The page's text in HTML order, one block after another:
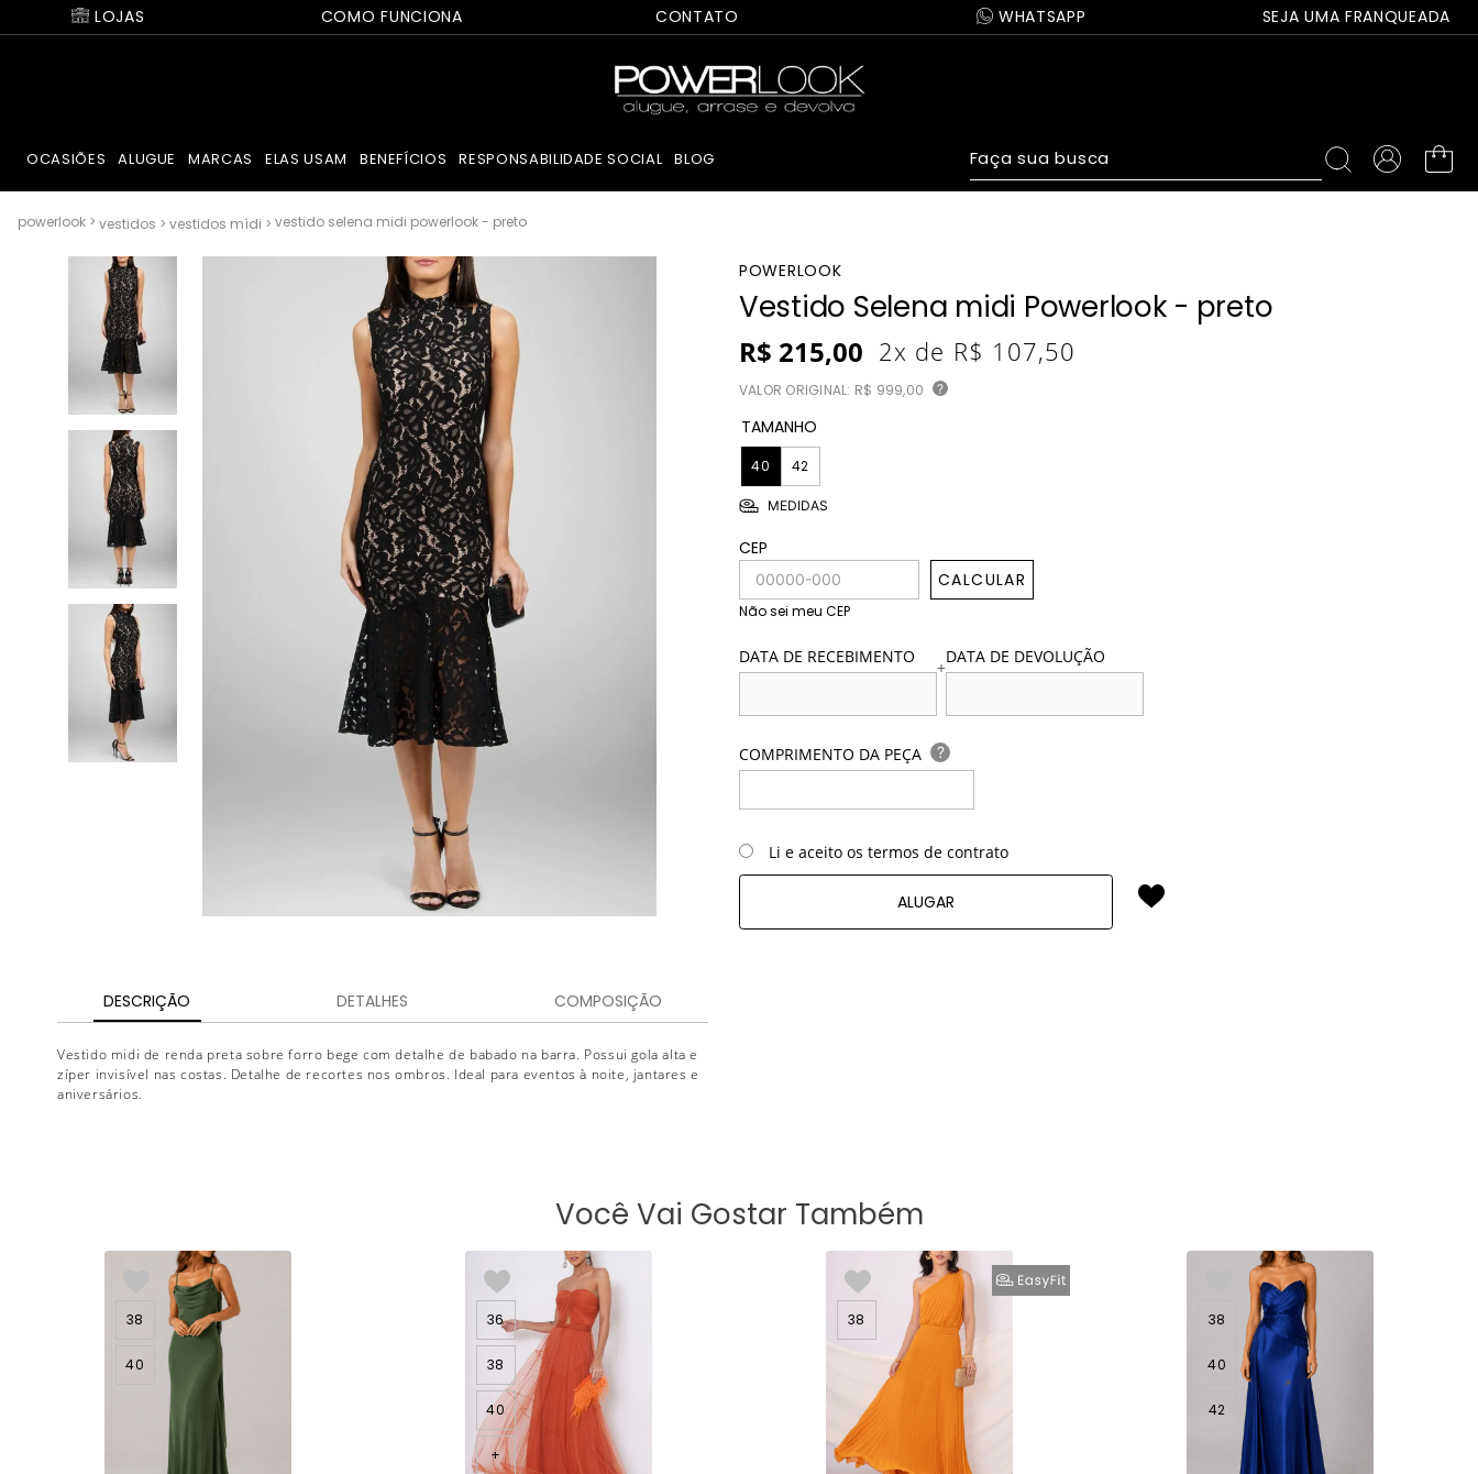
LOJAS COMO FUNCIONA CONTATO WHATSAPP SEJA UMA FRANQUEADA
OCASIÕES ALUGUE MARCAS ELAS USAM BENEFÍCIOS RESPONSABILIDADE SOCIAL BLOG Faça sua busca
vestidos vestidos mídi vestido selena midi powerlook - preto
DESCRIÇÃO DETALHES COMPOSIÇÃO
Vestido midi de renda preta sobre forro bege com detalhe de babado na barra. Possui gola alta e
zíper invisível nas costas. Detalhe de recortes nos ombros. Ideal para eventos à noite, jantares e
aniversários.
POWERLOOK
Vestido Selena midi Powerlook - preto
R$ 215,00 2x de R$ 107,50
VALOR ORIGINAL: R$ 999,00 ?
TAMANHO
40 42
MEDIDAS
CEP
CALCULAR
Não sei meu CEP
DATA DE RECEBIMENTO +DATA DE DEVOLUÇÃO
COMPRIMENTO DA PEÇA ?
Li e aceito os termos de contrato
ALUGAR
Você Vai Gostar Também
38
40
36
38
40
+
38 38
40
42